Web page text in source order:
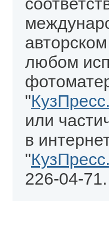
любом
"
или
в
"
226-04-